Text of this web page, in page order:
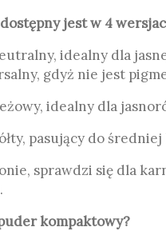
jest w 4
idealny dla
gdyż nie jest
idealny dla
pasujący do
tonie, sprawdzi się
kompaktowy?